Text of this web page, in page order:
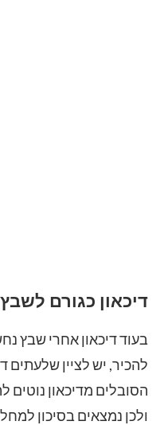
דיכאון כגורם לשבץ
בעוד דיכאון אחרי שבץ
להכיר, יש לציין שלעתים
הסובלים מדיכאון נוטים
ולכן נמצאים בסיכון